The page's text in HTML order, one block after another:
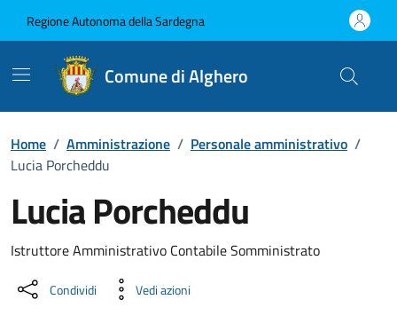
Regione Autonoma della Sardegna
Comune di Alghero
Home / Amministrazione / Personale amministrativo /
Lucia Porcheddu
Lucia Porcheddu
Dettaglio della persona
Istruttore Amministrativo Contabile Somministrato
Condividi Vedi azioni